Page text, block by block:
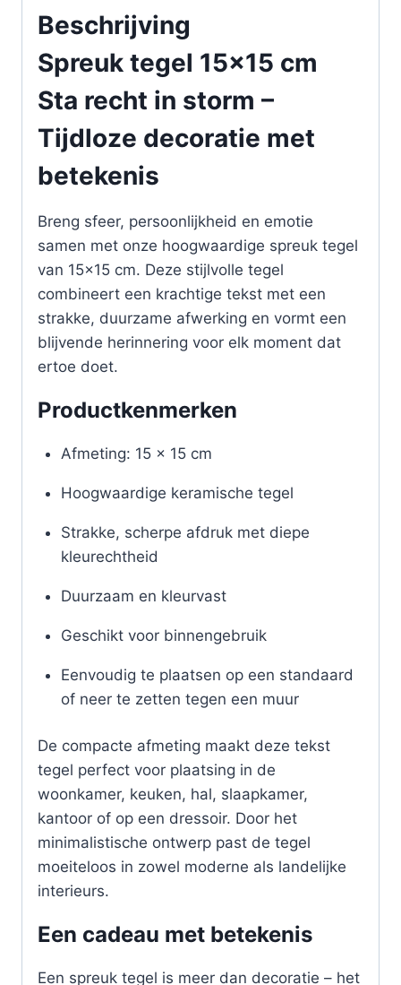
Beschrijving
Spreuk tegel 15×15 cm
Sta recht in storm –
Tijdloze decoratie met
betekenis
Breng sfeer, persoonlijkheid en emotie
samen met onze hoogwaardige spreuk tegel
van 15×15 cm. Deze stijlvolle tegel
combineert een krachtige tekst met een
strakke, duurzame afwerking en vormt een
blijvende herinnering voor elk moment dat
ertoe doet.
Productkenmerken
Afmeting: 15 x 15 cm
Hoogwaardige keramische tegel
Strakke, scherpe afdruk met diepe
kleurechtheid
Duurzaam en kleurvast
Geschikt voor binnengebruik
Eenvoudig te plaatsen op een standaard
of neer te zetten tegen een muur
De compacte afmeting maakt deze tekst
tegel perfect voor plaatsing in de
woonkamer, keuken, hal, slaapkamer,
kantoor of op een dressoir. Door het
minimalistische ontwerp past de tegel
moeiteloos in zowel moderne als landelijke
interieurs.
Een cadeau met betekenis
Een spreuk tegel is meer dan decoratie – het